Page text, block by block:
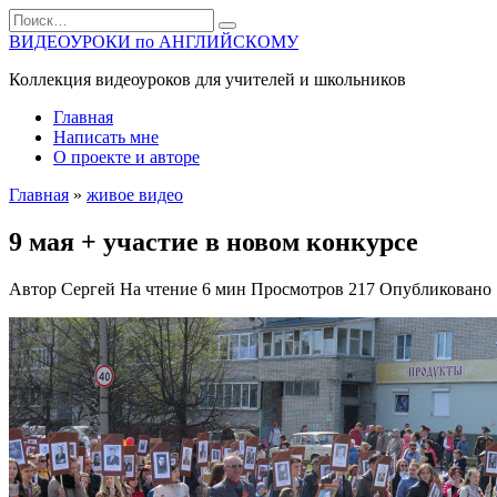
Перейти
к
содержанию
Search
for:
ВИДЕОУРОКИ по АНГЛИЙСКОМУ
Коллекция видеоуроков для учителей и школьников
Главная
Написать мне
О проекте и авторе
Главная » живое видео
9 мая + участие в новом конкурсе
Автор Сергей На чтение 6 мин Просмотров 217 Опубликовано